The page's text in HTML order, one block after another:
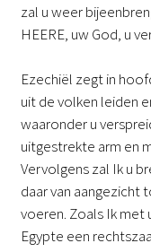
zal u weer
HEERE, uw God, u
Ezechiël zegt in
uit de volken leiden
waaronder u
uitgestrekte arm en
Vervolgens zal Ik u
daar van aangezicht
voeren. Zoals Ik met
Egypte een